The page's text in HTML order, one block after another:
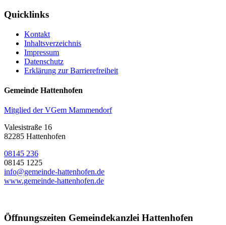
Quicklinks
Kontakt
Inhaltsverzeichnis
Impressum
Datenschutz
Erklärung zur Barrierefreiheit
Gemeinde Hattenhofen
Mitglied der VGem Mammendorf
Valesistraße 16
82285 Hattenhofen
08145 236
08145 1225
info@gemeinde-hattenhofen.de
www.gemeinde-hattenhofen.de
Öffnungszeiten Gemeindekanzlei Hattenhofen